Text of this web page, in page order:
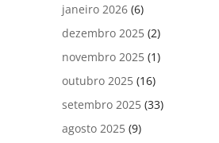
janeiro 2026 (6)
dezembro 2025 (2)
novembro 2025 (1)
outubro 2025 (16)
setembro 2025 (33)
agosto 2025 (9)